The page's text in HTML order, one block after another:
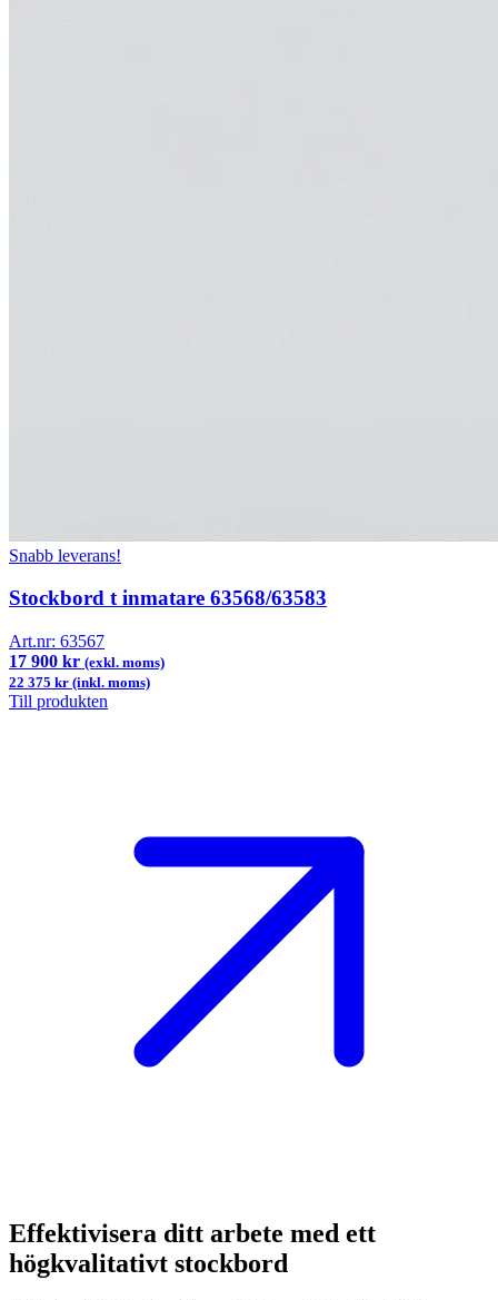
Snabb leverans!
Stockbord t inmatare 63568/63583
Art.nr: 63567
17 900 kr (exkl. moms)
22 375 kr (inkl. moms)
Till produkten
Effektivisera ditt arbete med ett
högkvalitativt stockbord